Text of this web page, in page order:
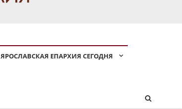
ЯРОСЛАВСКАЯ ЕПАРХИЯ СЕГОДНЯ